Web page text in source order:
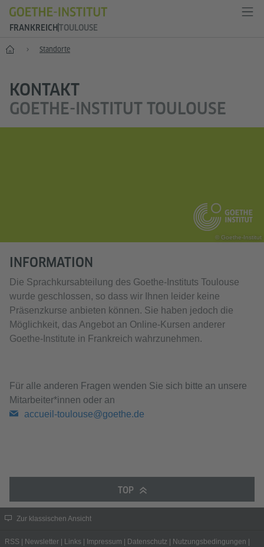
FRANKREICH TOULOUSE
Start Standorte
KONTAKT
GOETHE-INSTITUT TOULOUSE
© Goethe-Institut
INFORMATION
Die Sprachkursabteilung des Goethe-Instituts Toulouse
wurde geschlossen, so dass wir Ihnen leider keine
Präsenzkurse anbieten können. Sie haben jedoch die
Möglichkeit, das Angebot an Online-Kursen anderer
Goethe-Institute in Frankreich wahrzunehmen.
Für alle anderen Fragen wenden Sie sich bitte an unsere
Mitarbeiter*innen oder an
accueil-toulouse@goethe.de
TOP
Zur klassischen Ansicht
RSS Newsletter Links Impressum Datenschutz Nutzungsbedingungen